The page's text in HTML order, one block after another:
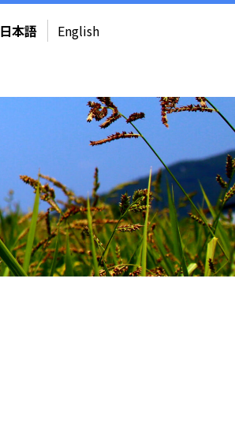
English
日本語